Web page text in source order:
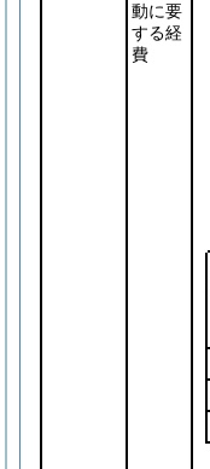
動に要
する経
費